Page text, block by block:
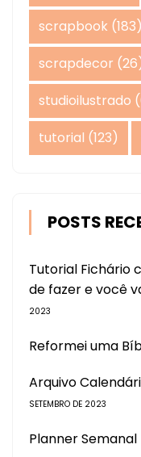
scrapbook (183)
scrapdecor
studioilustrado
tutorial (123)
POSTS
Tutorial Fichário
de fazer e você
2023
Reformei uma
Arquivo
SETEMBRO DE 2023
Planner